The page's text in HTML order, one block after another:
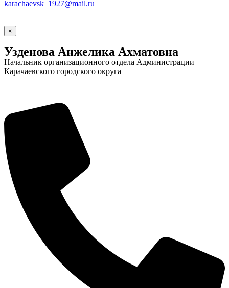
Социальные
видеоролики
камера
karachaevsk_1927@mail.ru
×
Узденова Анжелика Ахматовна
Начальник организационного отдела Администрации
Карачаевского городского округа